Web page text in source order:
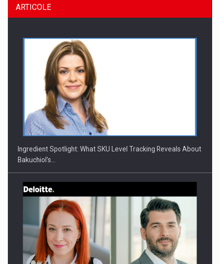
CEO Conference - Shaping The Future - Technology and…
Webinar - Business Evolution-RETHINK STRATEGY-Finantare
Investitii Digitalizare
ARTICOLE
Ingredient Spotlight: What SKU Level Tracking Reveals About
Bakuchiol's…